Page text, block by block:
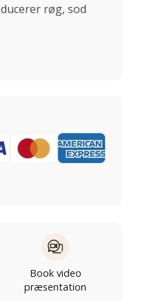
røg, sod
Book video
præsentation